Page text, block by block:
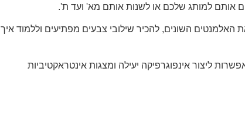
אותם למותג שלכם או לשנות אותם מא' ועד ת'.
האלמנטים השונים, להכיר שילובי צבעים מפתיעים וללמוד איך
ליצור אינפוגרפיקה יעילה ומצגות אינטראקטיביות